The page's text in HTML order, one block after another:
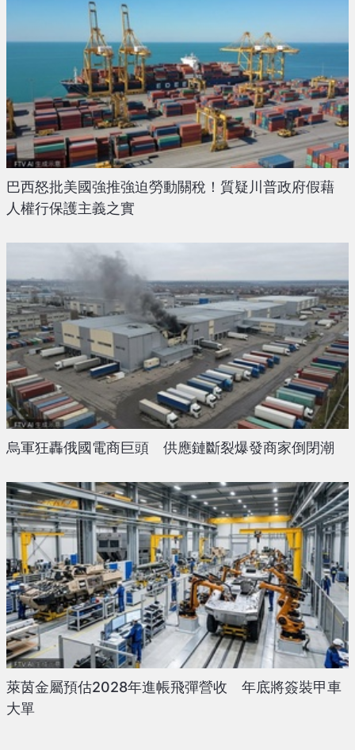
巴西怒批美國強推強迫勞動關稅！質疑川普政府假藉
人權行保護主義之實
烏軍狂轟俄國電商巨頭 供應鏈斷裂爆發商家倒閉潮
萊茵金屬預估2028年進帳飛彈營收 年底將簽裝甲車
大單